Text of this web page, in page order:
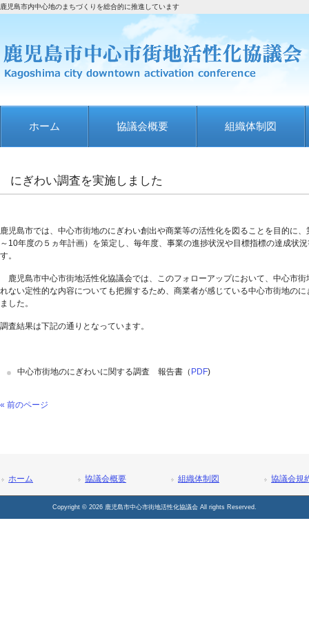
鹿児島市内中心地のまちづくりを総合的に推進しています
ホーム 協議会概要 組織体制図
にぎわい調査を実施しました
鹿児島市では、中心市街地のにぎわい創出や商業等の活性化を図ることを目的に
～10年度の５ヵ年計画）を策定し、毎年度、事業の進捗状況や目標指標の達成状
す。
鹿児島市中心市街地活性化協議会では、このフォローアップにおいて、中心市
れない定性的な内容についても把握するため、商業者が感じている中心市街地の
ました。
調査結果は下記の通りとなっています。
中心市街地のにぎわいに関する調査 報告書（ PDF)
« 前のページ
ホーム 協議会概要 組織体制図 協議会規
Copyright © 2026 鹿児島市中心市街地活性化協議会 All rights Reserved.